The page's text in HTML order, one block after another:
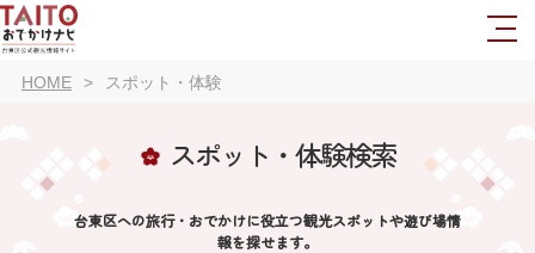
HOME スポット・体験
スポット・体験検索
台東区への旅行・おでかけに役立つ観光スポットや遊び場情
報を探せます。